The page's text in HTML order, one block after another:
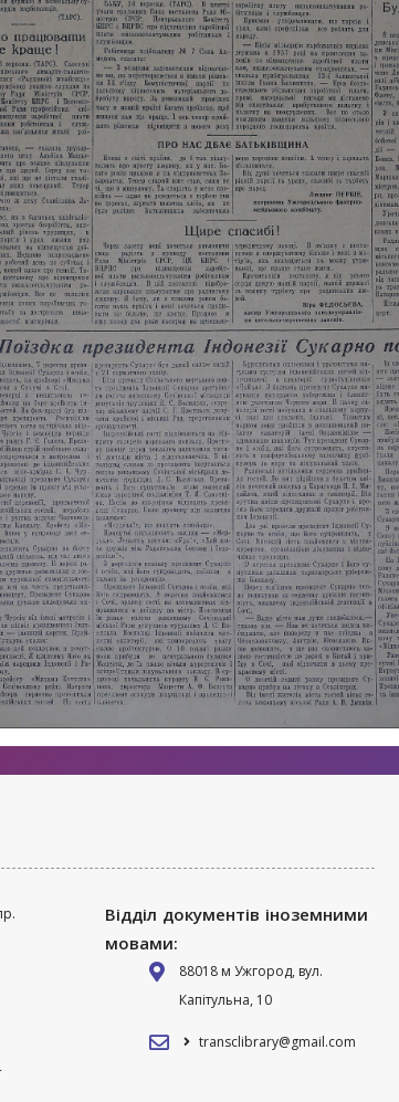
Відділ документів іноземними
мовами:
88018 м Ужгород, вул.
Капітульна, 10
transclibrary@gmail.com